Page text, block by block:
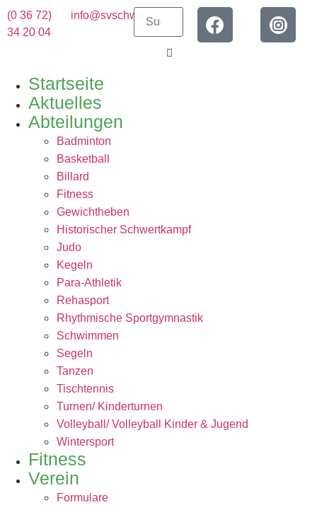
(0 36 72)
34 20 04
info@svschwarza.de
Startseite
Aktuelles
Abteilungen
Badminton
Basketball
Billard
Fitness
Gewichtheben
Historischer Schwertkampf
Judo
Kegeln
Para-Athletik
Rehasport
Rhythmische Sportgymnastik
Schwimmen
Segeln
Tanzen
Tischtennis
Turnen/ Kinderturnen
Volleyball/ Volleyball Kinder & Jugend
Wintersport
Fitness
Verein
Formulare